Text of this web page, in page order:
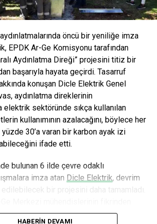
öncü bir yeniliğe imza
EPDK Ar-Ge Komisyonu tarafından
Aydınlatma Direği” projesini titiz bir
başarıyla hayata geçirdi. Tasarruf
konuşan Dicle Elektrik Genel
aydınlatma direklerinin
elektrik sektöründe sıkça kullanılan
kullanımının azalacağını, böylece her
30’a varan bir karbon ayak izi
ifade etti.
bulunan 6 ilde çevre odaklı
imza atan Dicle Elektrik, devrim
bir projesini daha tamamladı.
titiz bir çalışmanın ardından hayata
HABERIN DEVAMI